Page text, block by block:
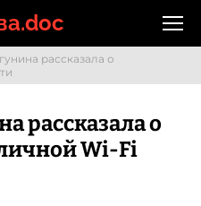
рассказала о
рассказала о
Wi-Fi